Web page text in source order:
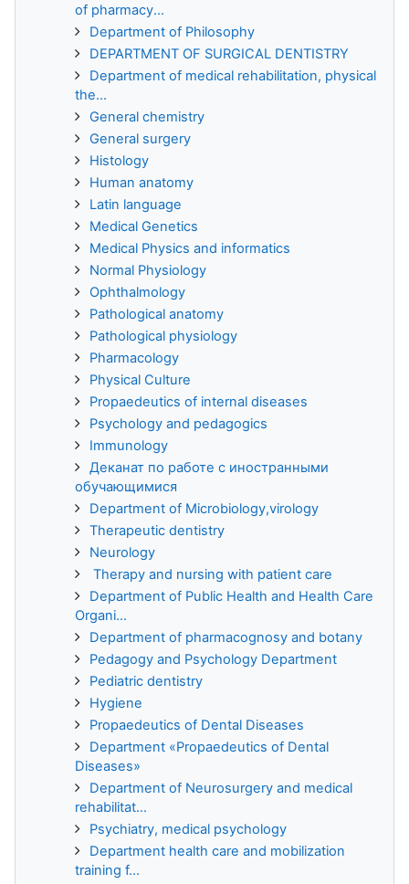
of pharmacy...
Department of Philosophy
DEPARTMENT OF SURGICAL DENTISTRY
Department of medical rehabilitation, physical
the...
General chemistry
General surgery
Histology
Human anatomy
Latin language
Medical Genetics
Medical Physics and informatics
Normal Physiology
Ophthalmology
Pathological anatomy
Pathological physiology
Pharmacology
Physical Culture
Propaedeutics of internal diseases
Psychology and pedagogics
Immunology
Деканат по работе с иностранными
обучающимися
Department of Microbiology,virology
Therapeutic dentistry
Neurology
Therapy and nursing with patient care
Department of Public Health and Health Care
Organi...
Department of pharmacognosy and botany
Pedagogy and Psychology Department
Pediatric dentistry
Hygiene
Propaedeutics of Dental Diseases
Department «Propaedeutics of Dental
Diseases»
Department of Neurosurgery and medical
rehabilitat...
Psychiatry, medical psychology
Department health care and mobilization
training f...